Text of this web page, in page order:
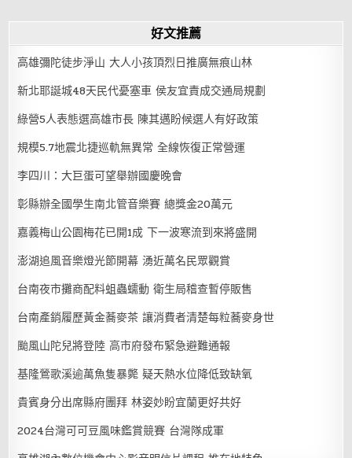
好文推薦
高雄彌陀徒步淨山 大人小孩頂烈日推廣無痕山林
新北耶誕城48天民代憂塞車 侯友宜責成交通局規劃
綠營5人表態選高雄市長 陳其邁盼候選人有好政策
規模5.7地震北捷巡軌無異常 全線恢復正常營運
李四川：大巨蛋可望舉辦國慶晚會
彰縣辦全國學生南北管音樂賽 總獎金20萬元
嘉義梅山公園梅花已開1成 下一波寒流到來將盛開
澎湖追風音樂燈光節開幕 湧近萬名民眾觀賞
台南夜市攤商配料蛆蟲蠕動 衛生局稽查暫停販售
台南產銷履歷黃金蕎麥茶 讓消費者清楚每粒蕎麥身世
颱風山陀兒將登陸 高市府發布緊急避難通報
基隆鶯歌溪逾萬魚隻暴斃 疑天熱水位降低致缺氧
貴賓身分出席縣府團拜 林姿妙盼宜蘭更好共好
2024台灣可可豆風味鑑賞競賽 台灣隊成軍